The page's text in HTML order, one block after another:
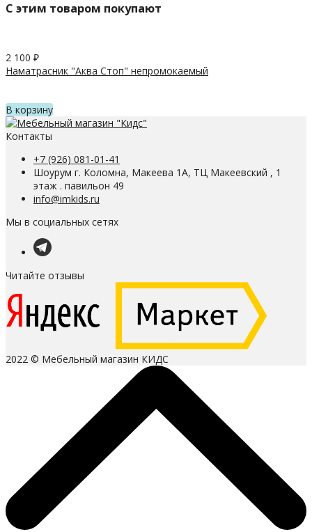
C этим товаром покупают
2 100 ₽
Наматрасник "Аква Стоп" непромокаемый
В корзину
Контакты
+7 (926) 081-01-41
Шоурум г. Коломна, Макеева 1А, ТЦ Макеевский , 1
этаж . павильон 49
info@imkids.ru
Мы в социальных сетях
Читайте отзывы
2022 © Мебельный магазин КИДС